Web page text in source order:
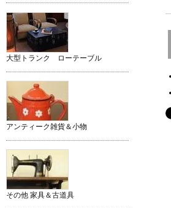
大型トランク ローテーブル
アンティーク雑貨＆小物
その他 家具＆古道具